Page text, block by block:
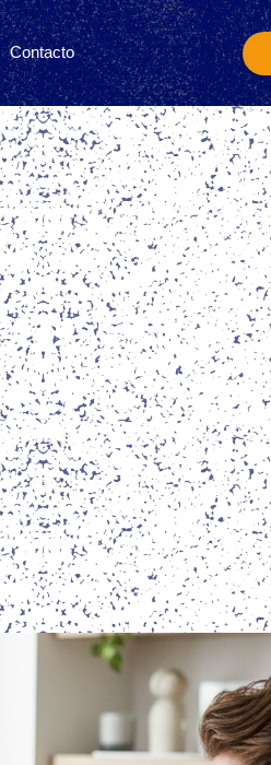
Contacto